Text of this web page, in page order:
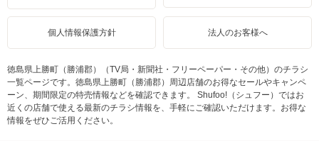
個人情報保護方針 法人のお客様へ
徳島県上勝町（勝浦郡）（TV局・新聞社・フリーペーパー・その他）のチラシ
一覧ページです。徳島県上勝町（勝浦郡）周辺店舗のお得なセールやキャンペ
ーン、期間限定の特売情報などを確認できます。 Shufoo!（シュフー）ではお
近くの店舗で使える最新のチラシ情報を、手軽にご確認いただけます。お得な
情報をぜひご活用ください。